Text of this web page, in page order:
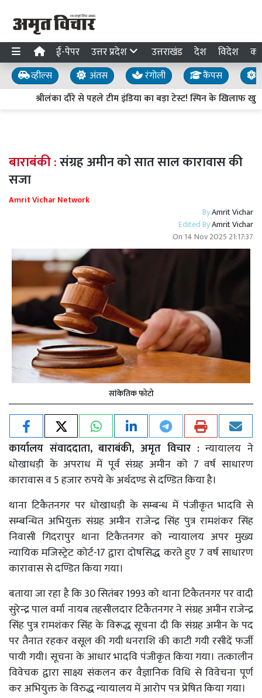
ई-पेपर उत्तर प्रदेश उत्तराखंड देश विदेश
व्हील्स अंतस रंगोली कैंपस
श्रीलंका दौरे से पहले टीम इंडिया का बड़ा टेस्ट! स्पिन के खिलाफ
बाराबंकी :संग्रह अमीन को सात साल कारावास की
सजा
Amrit Vichar Network
ByAmrit Vichar
Edited ByAmrit Vichar
On 14 Nov 2025 21:17:37
सांकेतिक फोटो
कार्यालय संवाददाता, बाराबंकी, अमृत विचार :न्यायालय ने
धोखाधड़ी के अपराध में पूर्व संग्रह अमीन को 7 वर्ष साधारण
कारावास व 5 हजार रुपये के अर्थदण्ड से दण्डित किया है।
थाना टिकैतनगर पर धोखाधड़ी के सम्बन्ध में पंजीकृत भादवि से
सम्बन्धित अभियुक्त संग्रह अमीन राजेन्द्र सिंह पुत्र रामशंकर सिंह
निवासी गिदरापुर थाना टिकैतनगर को न्यायालय अपर मुख्य
न्यायिक मजिस्ट्रेट कोर्ट-17 द्वारा दोषसिद्ध करते हुए 7 वर्ष साधारण
कारावास से दण्डित किया गया।
बताया जा रहा है कि 30 सितंबर 1993 को थाना टिकैतनगर पर वादी
सुरेन्द्र पाल वर्मा नायब तहसीलदार टिकैतनगर ने संग्रह अमीन राजेन्द्र
सिंह पुत्र रामशंकर सिंह के विरूद्ध सूचना दी कि संग्रह अमीन के पद
पर तैनात रहकर वसूल की गयी धनराशि की काटी गयी रसीदें फर्जी
पायी गयी। सूचना के आधार भादवि पंजीकृत किया गया। तत्कालीन
विवेचक द्वारा साक्ष्य संकलन कर वैज्ञानिक विधि से विवेचना पूर्ण
कर अभियुक्त के विरुद्ध न्यायालय में आरोप पत्र प्रेषित किया गया।